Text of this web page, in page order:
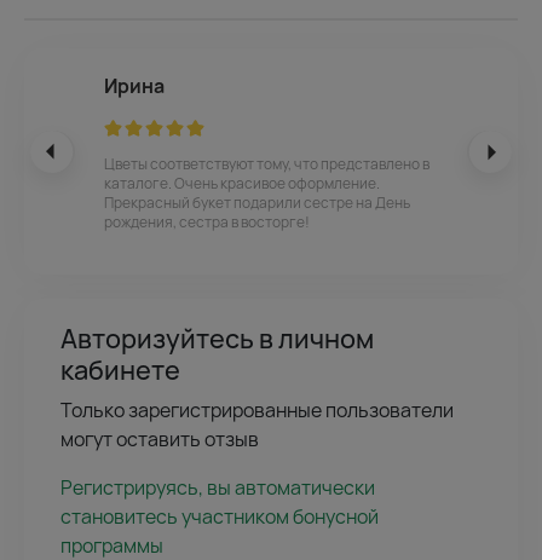
Ирина
Цветы соответствуют тому, что представлено в
каталоге. Очень красивое оформление.
Прекрасный букет подарили сестре на День
рождения, сестра в восторге!
Авторизуйтесь в личном
кабинете
Только зарегистрированные пользователи
могут оставить отзыв
Регистрируясь, вы автоматически
становитесь участником бонусной
программы